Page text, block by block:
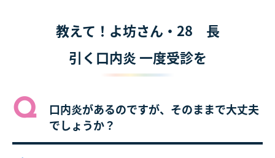
教えて！よ坊さん・28 長
引く口内炎 一度受診を
Q
口内炎があるのですが、そのままで大丈夫
でしょうか？